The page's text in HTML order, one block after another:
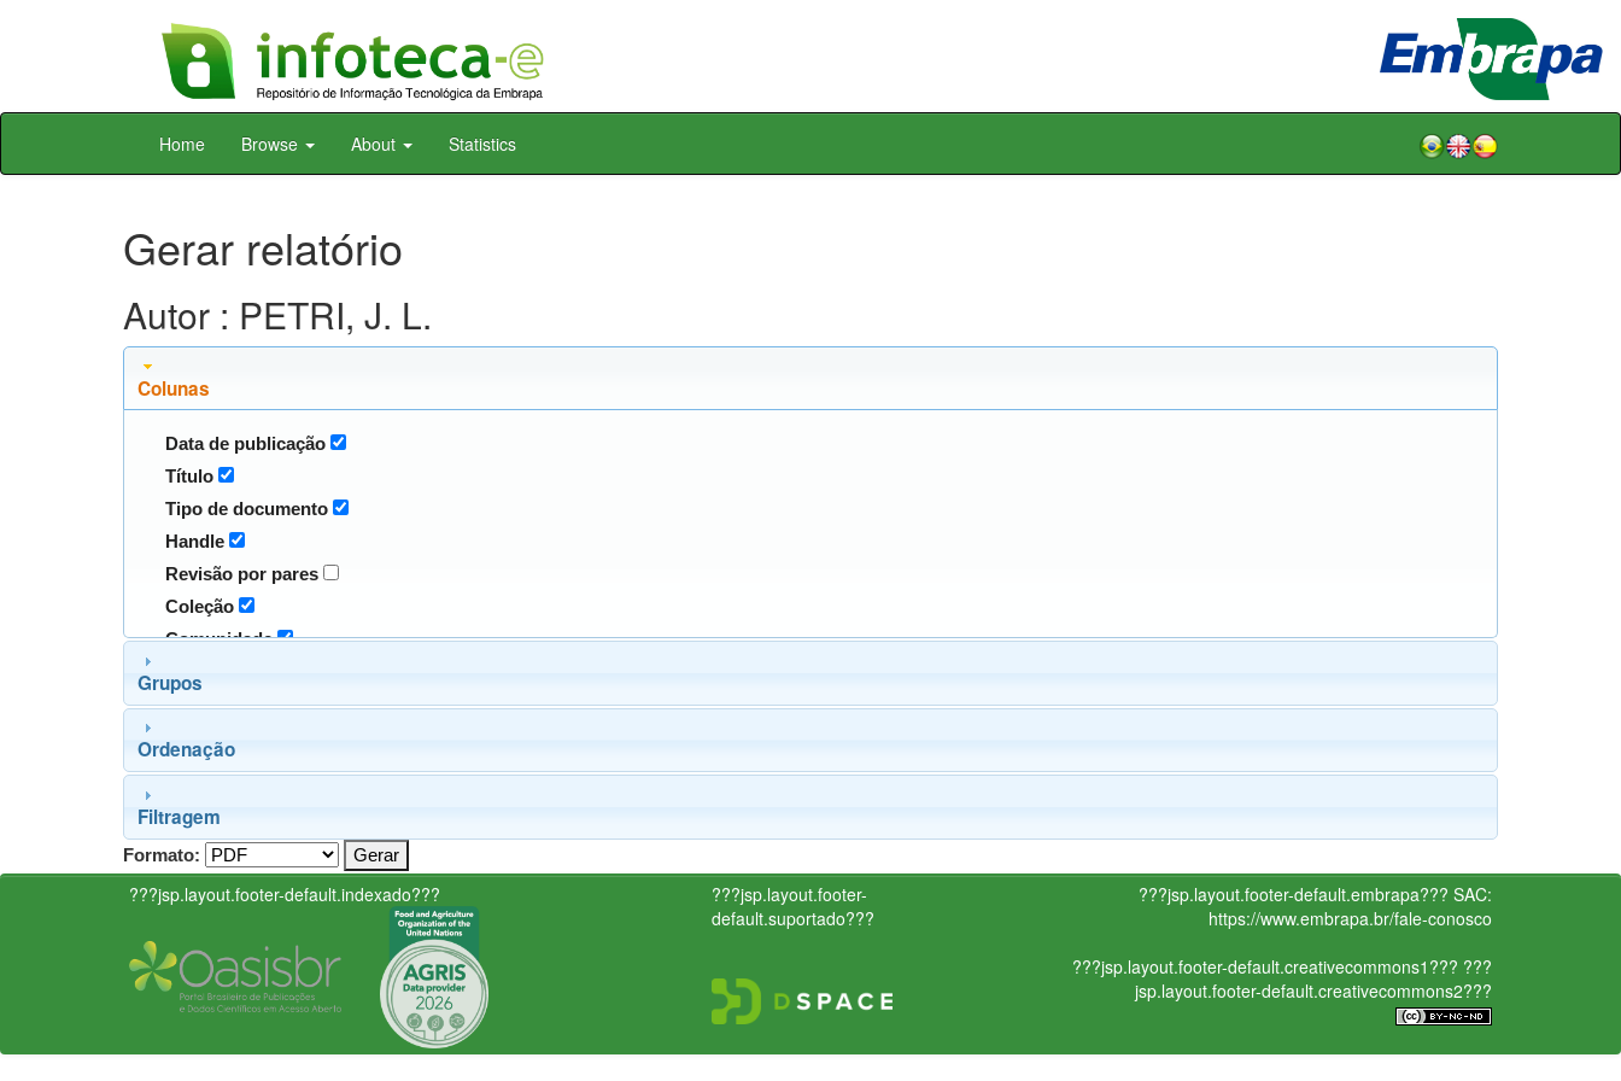
Skip
Home Browse About Statistics
Gerar relatório
Autor : PETRI, J. L.
Colunas
Data de publicação
Título
Tipo de documento
Handle
Revisão por pares
Coleção
Comunidade
Grupos
Ordenação
Filtragem
Formato:
???jsp.layout.footer-default.indexado???
???jsp.layout.footer-
default.suportado???
???jsp.layout.footer-default.embrapa??? SAC:
https://www.embrapa.br/fale-conosco
???jsp.layout.footer-default.creativecommons1??? ???
jsp.layout.footer-default.creativecommons2???